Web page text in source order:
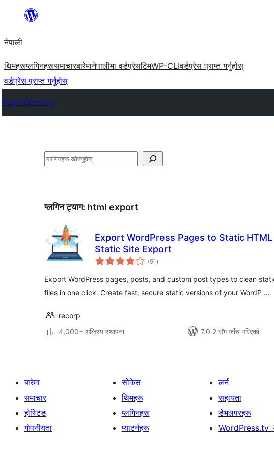
सामग्रीमा
नेपाली
थिमहरूप्लगिनहरूसमाचारबारेमानेपालीमा वर्डप्रेसटिमWP-CLIवर्डप्रेस प्राप्त गर्नुहोस्
वर्डप्रेस प्राप्त गर्नुहोस्
Plugin Directory
खोज्नुहोस्
प्लगिन ट्याग: html export
Export WordPress Pages to Static
Static Site Export
(51 कुल
रेटिङ्गहरू
)
Export WordPress pages, posts, and custom post types to clean
files in one click. Create fast, secure static versions of your WordP …
recorp
4,000+ सक्रिय स्थापना
7.0.2 सँग जाँच गरिएको
बारेमा
समाचार
होस्टिङ
गोपनीयता
सोकेस
थिमहरू
प्लगिनहरू
प्याटर्नहरू
लर्न
सहायता
डेभलपरहरू
WordPress.tv